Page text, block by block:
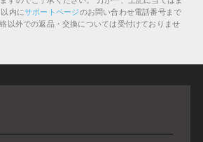
内にサポートページのお問い合わせ電話番号まで
以外での返品・交換については受付けておりませ